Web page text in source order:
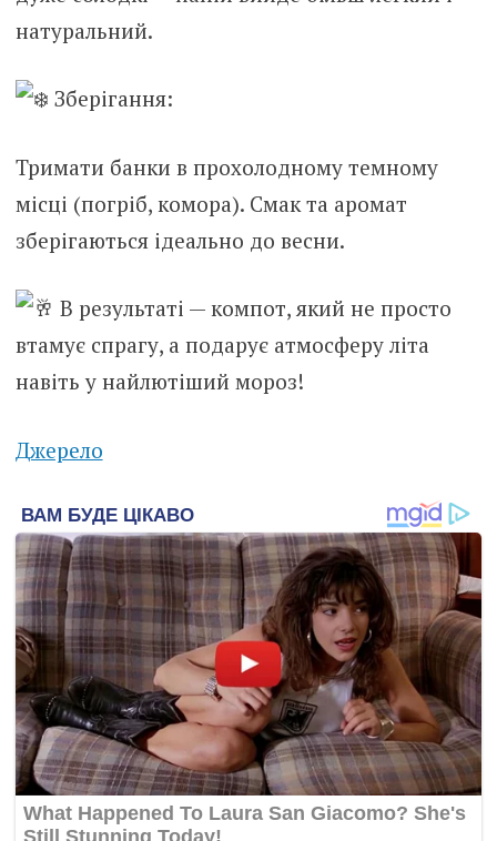
натуральний.
Зберігання:
Тримати банки в прохолодному темному
місці (погріб, комора). Смак та аромат
зберігаються ідеально до весни.
В результаті — компот, який не просто
втамує спрагу, а подарує атмосферу літа
навіть у найлютіший мороз!
Джерело